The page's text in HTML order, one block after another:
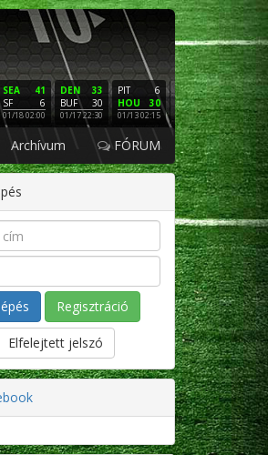
41
SEA
6
SF
01/18 02:00
33
DEN
30
BUF
01/17 22:30
6
PIT
30
HOU
01/13 02:15
16
NE
3
LAC
01/12 02:00
PHI
SF
01/11
Archívum FÓRUM
Regisztráció
Elfelejtett jelszó